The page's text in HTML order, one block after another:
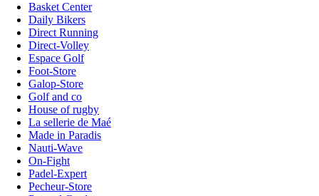
Basket Center
Daily Bikers
Direct Running
Direct-Volley
Espace Golf
Foot-Store
Galop-Store
Golf and co
House of rugby
La sellerie de Maé
Made in Paradis
Nauti-Wave
On-Fight
Padel-Expert
Pecheur-Store